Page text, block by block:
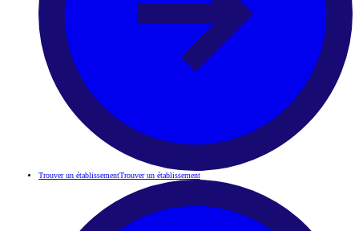
Trouver un établissementTrouver un établissement